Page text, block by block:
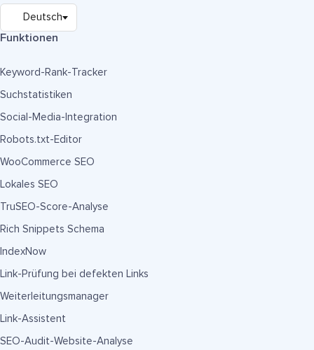
Funktionen
Keyword-Rank-Tracker
Suchstatistiken
Social-Media-Integration
Robots.txt-Editor
WooCommerce SEO
Lokales SEO
TruSEO-Score-Analyse
Rich Snippets Schema
IndexNow
Link-Prüfung bei defekten Links
Weiterleitungsmanager
Link-Assistent
SEO-Audit-Website-Analyse